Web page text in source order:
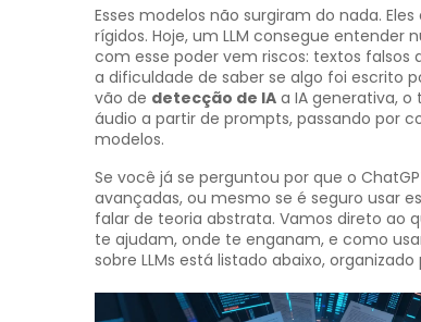
Esses modelos não surgiram do nada.
rígidos. Hoje, um LLM consegue
com esse poder vem riscos: textos falsos
a dificuldade de saber se algo foi escrito
vão de detecção de IA a IA generativa, o
áudio a partir de prompts, passando por
modelos.
Se você já se perguntou por que o
avançadas, ou mesmo se é seguro usar
falar de teoria abstrata. Vamos direto ao
te ajudam, onde te enganam, e como
sobre LLMs está listado abaixo,